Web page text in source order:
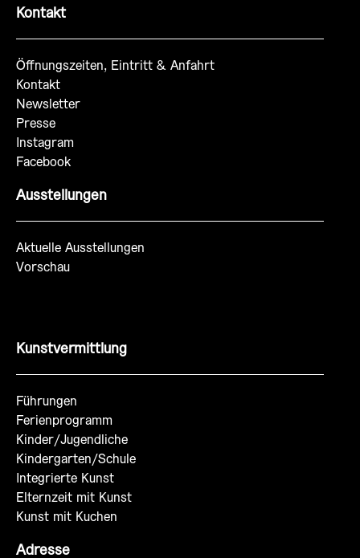
Kontakt
Öffnungszeiten, Eintritt & Anfahrt
Kontakt
Newsletter
Presse
Instagram
Facebook
Ausstellungen
Aktuelle Ausstellungen
Vorschau
Kunstvermittlung
Führungen
Ferienprogramm
Kinder/Jugendliche
Kindergarten/Schule
Integrierte Kunst
Elternzeit mit Kunst
Kunst mit Kuchen
Adresse